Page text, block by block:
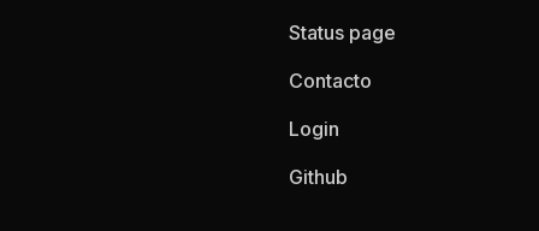
Status page
Contacto
Login
Github